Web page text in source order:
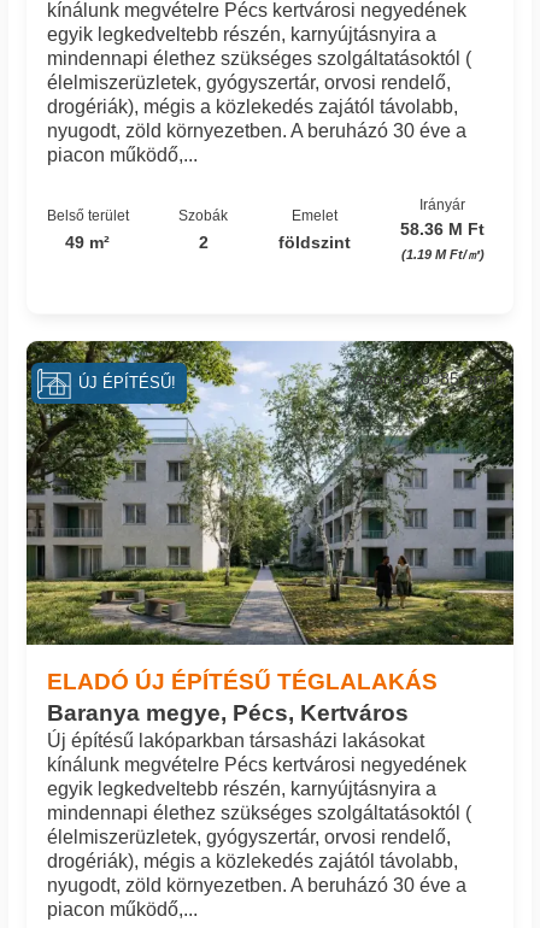
kínálunk megvételre Pécs kertvárosi negyedének
egyik legkedveltebb részén, karnyújtásnyira a
mindennapi élethez szükséges szolgáltatásoktól (
élelmiszerüzletek, gyógyszertár, orvosi rendelő,
drogériák), mégis a közlekedés zajától távolabb,
nyugodt, zöld környezetben. A beruházó 30 éve a
piacon működő,...
Belső terület
49 m²
Szobák
2
Emelet
földszint
Irányár
58.36 M Ft
(1.19 M Ft/㎡)
ELADÓ ÚJ ÉPÍTÉSŰ TÉGLALAKÁS
Baranya megye, Pécs, Kertváros
Azonosító: 85_mpi
Új építésű lakóparkban társasházi lakásokat
kínálunk megvételre Pécs kertvárosi negyedének
egyik legkedveltebb részén, karnyújtásnyira a
mindennapi élethez szükséges szolgáltatásoktól (
élelmiszerüzletek, gyógyszertár, orvosi rendelő,
drogériák), mégis a közlekedés zajától távolabb,
nyugodt, zöld környezetben. A beruházó 30 éve a
piacon működő,...
ÚJ ÉPÍTÉSŰ!